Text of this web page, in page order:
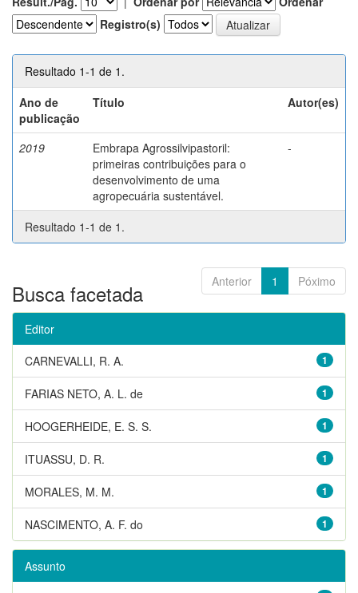
Registro(s)
Resultado 1-1 de 1.
Ano de
publicação
Título Autor(es)
2019
Embrapa Agrossilvipastoril:
primeiras contribuições para o
desenvolvimento de uma
agropecuária sustentável.
-
Resultado 1-1 de 1.
Anterior 1 Póximo
Busca facetada
Editor
1
CARNEVALLI, R. A.
1
FARIAS NETO, A. L. de
1
HOOGERHEIDE, E. S. S.
1
ITUASSU, D. R.
1
MORALES, M. M.
1
NASCIMENTO, A. F. do
Assunto